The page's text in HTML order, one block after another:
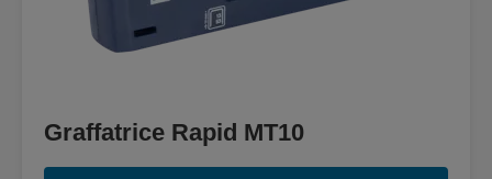
Graffatrice Rapid MT10